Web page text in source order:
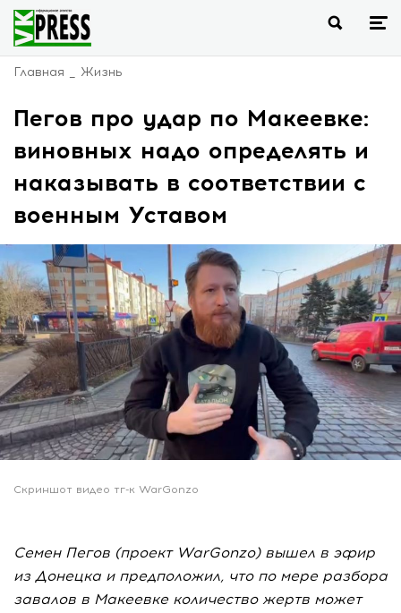
Главная Жизнь
Пегов про удар по Макеевке:
виновных надо определять и
наказывать в соответствии с
военным Уставом
Скриншот видео тг-к WarGonzo
Семен Пегов (проект WarGonzo) вышел в эфир
из Донецка и предположил, что по мере разбора
завалов в Макеевке количество жертв может